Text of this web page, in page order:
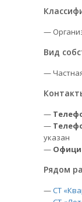
—
Вид
—
—
—
указан
—
Рядом
—СТ